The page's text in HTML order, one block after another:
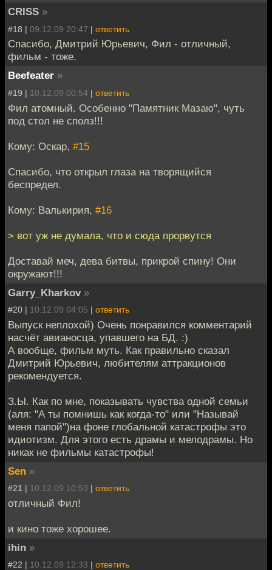
CRISS »
#18 | 09.12.09 20:47 | ответить
Спасибо, Дмитрий Юрьевич, Фил - отличный,
фильм - тоже.
Beefeater »
#19 | 10.12.09 00:54 | ответить
Фил атомный. Особенно "Памятник Мазаю", чуть
под стол не сполз!!!
Кому: Оскар, #15
Спасибо, что открыл глаза на творящийся
беспредел.
Кому: Валькирия, #16
> вот уж не думала, что и сюда прорвутся
Доставай меч, дева битвы, прикрой спину! Они
окружают!!!
Garry_Kharkov »
#20 | 10.12.09 04:05 | ответить
Выпуск неплохой) Очень понравился комментарий
насчёт авианосца, упавшего на БД. :)
А вообще, фильм муть. Как правильно сказал
Дмитрий Юрьевич, любителям аттракционов
рекомендуется.
З.Ы. Как по мне, показывать чувства одной семьи
(аля: "А ты помнишь как когда-то" или "Называй
меня папой")на фоне глобальной катастрофы это
идиотизм. Для этого есть драмы и мелодрамы. Но
никак не фильмы катастрофы!
Sen »
#21 | 10.12.09 10:53 | ответить
отличный Фил!
и кино тоже хорошее.
ihin »
#22 | 10.12.09 12:33 | ответить